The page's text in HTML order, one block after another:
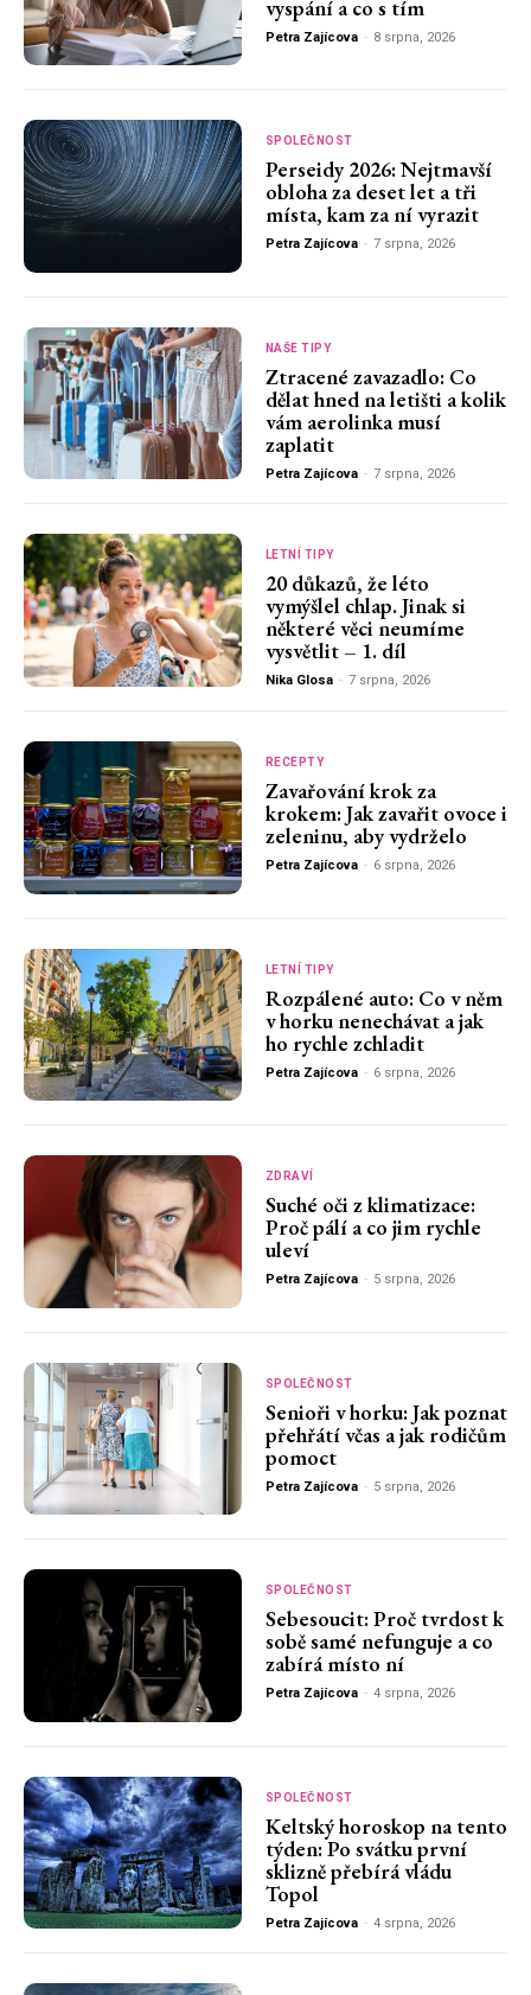
vyspání a co s tím
Petra Zajícova - 8 srpna, 2026
SPOLEČNOST
Perseidy 2026: Nejtmavší
obloha za deset let a tři
místa, kam za ní vyrazit
Petra Zajícova - 7 srpna, 2026
NAŠE TIPY
Ztracené zavazadlo: Co
dělat hned na letišti a kolik
vám aerolinka musí
zaplatit
Petra Zajícova - 7 srpna, 2026
LETNÍ TIPY
20 důkazů, že léto
vymýšlel chlap. Jinak si
některé věci neumíme
vysvětlit – 1. díl
Nika Glosa - 7 srpna, 2026
RECEPTY
Zavařování krok za
krokem: Jak zavařit ovoce i
zeleninu, aby vydrželo
Petra Zajícova - 6 srpna, 2026
LETNÍ TIPY
Rozpálené auto: Co v něm
v horku nenechávat a jak
ho rychle zchladit
Petra Zajícova - 6 srpna, 2026
ZDRAVÍ
Suché oči z klimatizace:
Proč pálí a co jim rychle
uleví
Petra Zajícova - 5 srpna, 2026
SPOLEČNOST
Senioři v horku: Jak poznat
přehřátí včas a jak rodičům
pomoct
Petra Zajícova - 5 srpna, 2026
SPOLEČNOST
Sebesoucit: Proč tvrdost k
sobě samé nefunguje a co
zabírá místo ní
Petra Zajícova - 4 srpna, 2026
SPOLEČNOST
Keltský horoskop na tento
týden: Po svátku první
sklizně přebírá vládu
Topol
Petra Zajícova - 4 srpna, 2026